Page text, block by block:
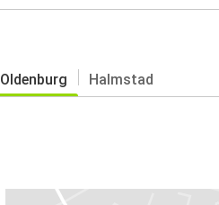
Oldenburg Halmstad